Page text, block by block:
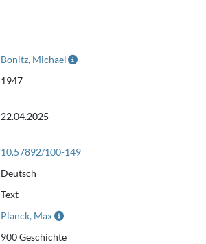
Bonitz, Michael
1947
22.04.2025
10.57892/100-149
Deutsch
Text
Planck, Max
900 Geschichte